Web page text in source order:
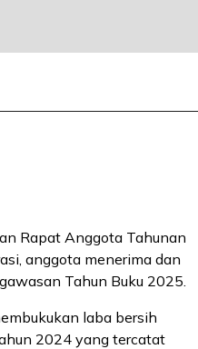
Rapat Anggota Tahunan
anggota menerima dan
Tahun Buku 2025.
laba bersih
2024 yang tercatat